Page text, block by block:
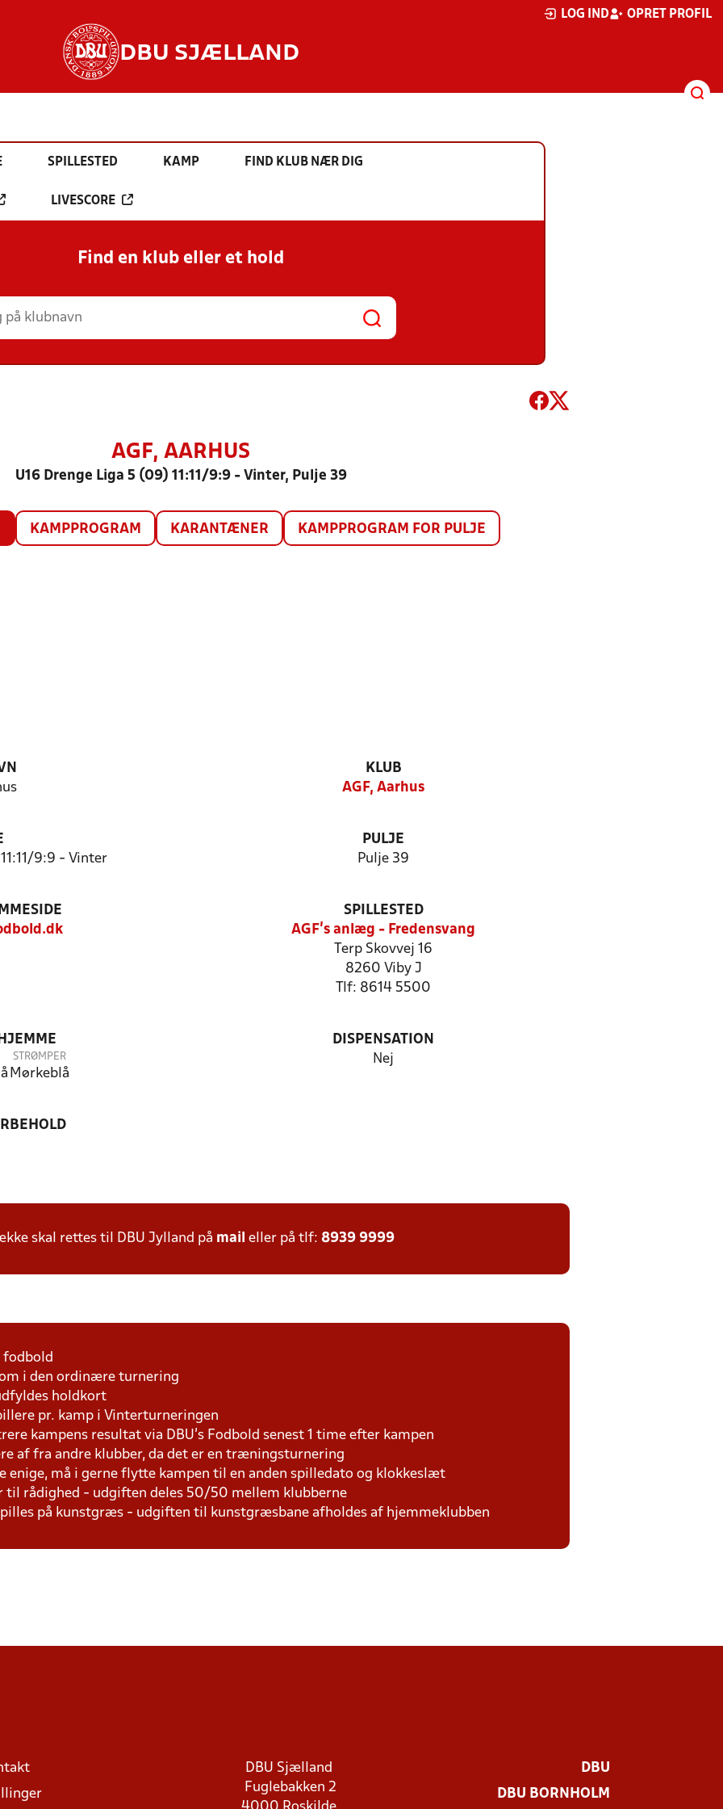
LOG IND OPRET PROFIL
DBU SJÆLLAND
SPILLESTED KAMP FIND KLUB NÆR DIG
LIVESCORE
Find en klub eller et hold
AGF, AARHUS
U16 Drenge Liga 5 (09) 11:11/9:9 - Vinter, Pulje 39
KAMPPROGRAM KARANTÆNER KAMPPROGRAM FOR PULJE
KLUB
AGF, Aarhus
9:9 - Vinter
PULJE
Pulje 39
SPILLESTED
AGF's anlæg - Fredensvang
Terp Skovvej 16
8260 Viby J
Tlf: 8614 5500
STRØMPER
Mørkeblå
DISPENSATION
Nej
skal rettes til DBU Jylland på mail eller på tlf: 8939 9999
fodbold
i den ordinære turnering
holdkort
pr. kamp i Vinterturneringen
kampens resultat via DBU's Fodbold senest 1 time efter kampen
af fra andre klubber, da det er en træningsturnering
enige, må i gerne flytte kampen til en anden spilledato og klokkeslæt
til rådighed - udgiften deles 50/50 mellem klubberne
på kunstgræs - udgiften til kunstgræsbane afholdes af hjemmeklubben
DBU Sjælland
Fuglebakken 2
DBU
DBU BORNHOLM